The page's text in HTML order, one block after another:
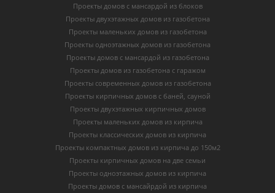
Проекты домов с мансардой из блоков
Проекты двухэтажных домов из газобетона
Проекты маленьких домов из газобетона
Проекты одноэтажных домов из газобетона
Проекты домов с мансардой из газобетона
Проекты домов из газобетона с гаражом
Проекты современных домов из газобетона
Проекты кирпичных домов с баней, сауной
Проекты двухэтажных кирпичных домов
Проекты маленьких домов из кирпича
Проекты классических домов из кирпича
Проекты компактных домов из кирпича до 150м2
Проекты кирпичных домов на две семьи
Проекты одноэтажных домов из кирпича
Проекты домов с мансайрдой из кирпича